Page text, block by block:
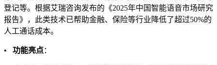
登记等。根据艾瑞咨询发布的《2025年中国智能语音市场研究
报告》，此类技术已帮助金融、保险等行业降低了超过50%的
人工通话成本。
• 功能亮点：